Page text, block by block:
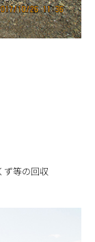
ず等の回収